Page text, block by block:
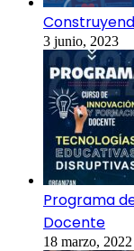
3 junio, 2023
Programa
Docente
18 marzo, 2022